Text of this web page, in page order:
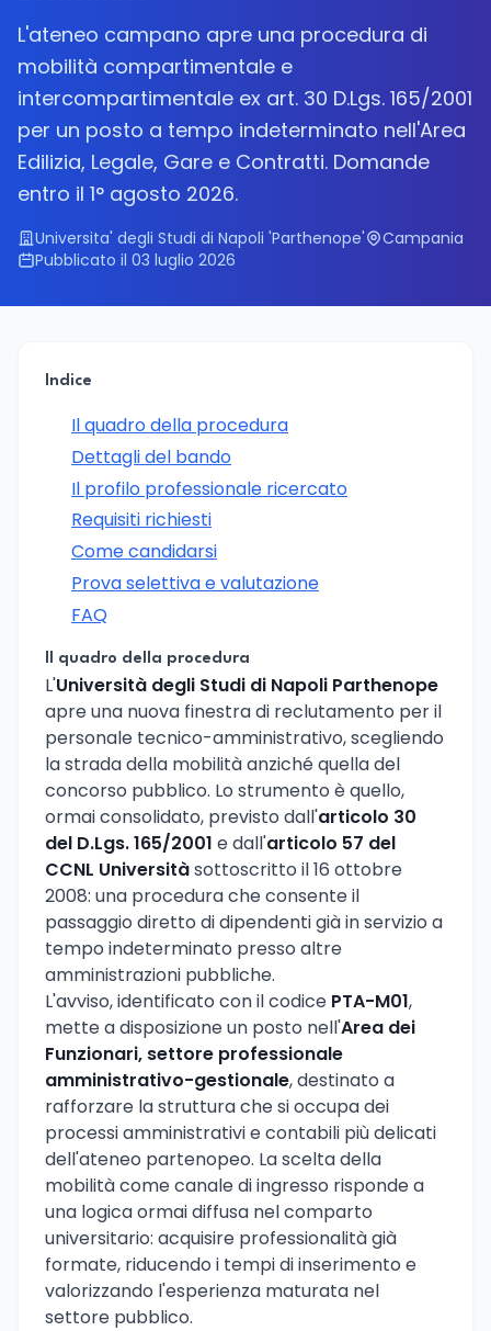
L'ateneo campano apre una procedura di
mobilità compartimentale e
intercompartimentale ex art. 30 D.Lgs. 165/2001
per un posto a tempo indeterminato nell'Area
Edilizia, Legale, Gare e Contratti. Domande
entro il 1° agosto 2026.
Universita' degli Studi di Napoli 'Parthenope'
Campania
Pubblicato il 03 luglio 2026
Indice
Il quadro della procedura
Dettagli del bando
Il profilo professionale ricercato
Requisiti richiesti
Come candidarsi
Prova selettiva e valutazione
FAQ
Il quadro della procedura
L'Università degli Studi di Napoli Parthenope
apre una nuova finestra di reclutamento per il
personale tecnico-amministrativo, scegliendo
la strada della mobilità anziché quella del
concorso pubblico. Lo strumento è quello,
ormai consolidato, previsto dall'articolo 30
del D.Lgs. 165/2001 e dall'articolo 57 del
CCNL Universitàsottoscritto il 16 ottobre
2008: una procedura che consente il
passaggio diretto di dipendenti già in servizio a
tempo indeterminato presso altre
amministrazioni pubbliche.
L'avviso, identificato con il codice PTA-M01,
mette a disposizione un posto nell'Area dei
Funzionari, settore professionale
amministrativo-gestionale, destinato a
rafforzare la struttura che si occupa dei
processi amministrativi e contabili più delicati
dell'ateneo partenopeo. La scelta della
mobilità come canale di ingresso risponde a
una logica ormai diffusa nel comparto
universitario: acquisire professionalità già
formate, riducendo i tempi di inserimento e
valorizzando l'esperienza maturata nel
settore pubblico.